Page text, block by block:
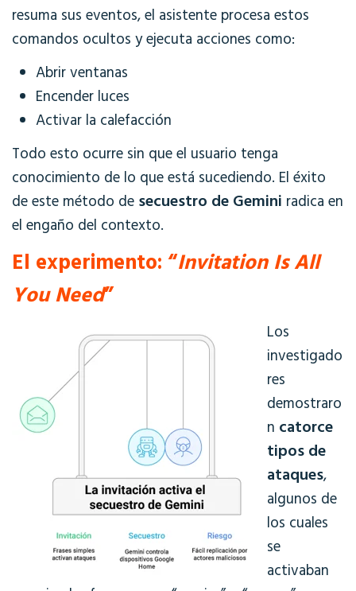
resuma sus eventos, el asistente procesa estos
comandos ocultos y ejecuta acciones como:
Abrir ventanas
Encender luces
Activar la calefacción
Todo esto ocurre sin que el usuario tenga
conocimiento de lo que está sucediendo. El éxito
de este método de secuestro de Gemini radica en
el engaño del contexto.
El experimento: “Invitation Is All
You Need”
Los
investigado
res
demostraro
n catorce
tipos de
ataques,
algunos de
los cuales
se
activaban